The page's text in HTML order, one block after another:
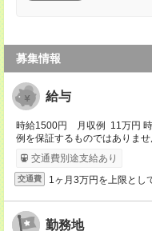
募集情報
給与
時給1500円 月収例 11万円
例を保証するものではありませ
交通費別途支給あり
交通費 1ヶ月3万円を上限とし
勤務地